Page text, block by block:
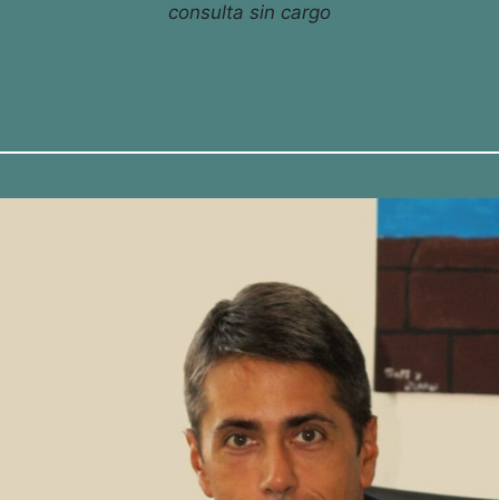
consulta sin cargo